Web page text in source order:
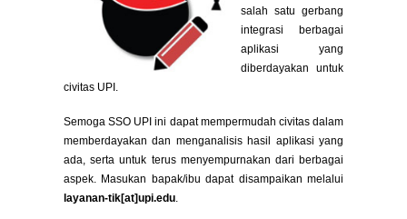
salah satu gerbang
integrasi berbagai
aplikasi yang
diberdayakan untuk
civitas UPI.
Semoga SSO UPI ini dapat mempermudah civitas dalam
memberdayakan dan menganalisis hasil aplikasi yang
ada, serta untuk terus menyempurnakan dari berbagai
aspek. Masukan bapak/ibu dapat disampaikan melalui
layanan-tik[at]upi.edu.